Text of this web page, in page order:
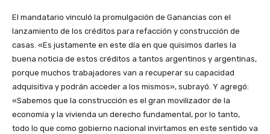
El mandatario vinculó la promulgación de Ganancias con el
lanzamiento de los créditos para refacción y construcción de
casas. «Es justamente en este día en que quisimos darles la
buena noticia de estos créditos a tantos argentinos y argentinas,
porque muchos trabajadores van a recuperar su capacidad
adquisitiva y podrán acceder a los mismos», subrayó. Y agregó:
«Sabemos que la construcción es el gran movilizador de la
economía y la vivienda un derecho fundamental, por lo tanto,
todo lo que como gobierno nacional invirtamos en este sentido va